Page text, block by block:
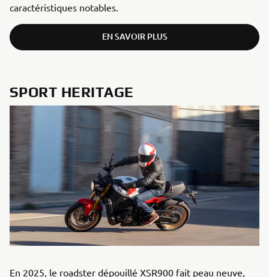
caractéristiques notables.
EN SAVOIR PLUS
SPORT HERITAGE
En 2025, le roadster dépouillé XSR900 fait peau neuve,